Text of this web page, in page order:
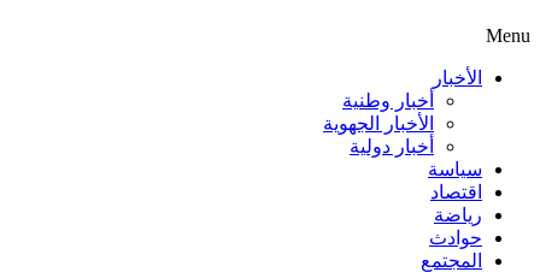
Menu
الأخبار
أخبار وطنية
الأخبار الجهوية
أخبار دولية
سياسة
اقتصاد
رياضة
حوادث
المجتمع